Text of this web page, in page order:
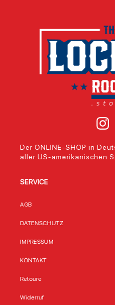
Der ONLINE-SHOP in
aller US-amerikanischen
SERVICE
AGB
DATENSCHUTZ
IMPRESSUM
KONTAKT
Retoure
Widerruf